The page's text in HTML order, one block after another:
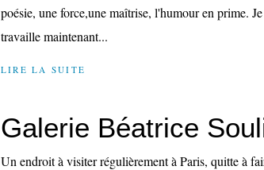
poésie, une force,une maîtrise, l'humour en prime.
travaille maintenant...
LIRE LA SUITE
Galerie Béatrice
Un endroit à visiter régulièrement à Paris, quitte à